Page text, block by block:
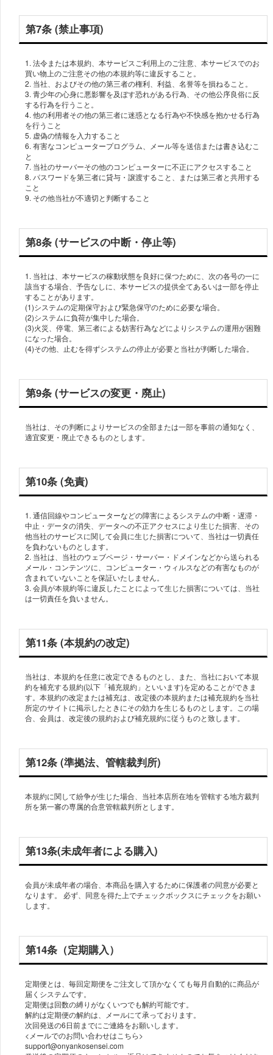
第7条 (禁止事項)
1. 法令または本規約、本サービスご利用上のご注意、本サービスでのお
買い物上のご注意その他の本規約等に違反すること。
2. 当社、およびその他の第三者の権利、利益、名誉等を損ねること。
3. 青少年の心身に悪影響を及ぼす恐れがある行為、その他公序良俗に反
する行為を行うこと。
4. 他の利用者その他の第三者に迷惑となる行為や不快感を抱かせる行為
を行うこと
5. 虚偽の情報を入力すること
6. 有害なコンピュータープログラム、メール等を送信または書き込むこ
と
7. 当社のサーバーその他のコンピューターに不正にアクセスすること
8. パスワードを第三者に貸与・譲渡すること、または第三者と共用する
こと
9. その他当社が不適切と判断すること
第8条 (サービスの中断・停止等)
1. 当社は、本サービスの稼動状態を良好に保つために、次の各号の一に
該当する場合、予告なしに、本サービスの提供全てあるいは一部を停止
することがあります。
(1)システムの定期保守および緊急保守のために必要な場合。
(2)システムに負荷が集中した場合。
(3)火災、停電、第三者による妨害行為などによりシステムの運用が困難
になった場合。
(4)その他、止むを得ずシステムの停止が必要と当社が判断した場合。
第9条 (サービスの変更・廃止)
当社は、その判断によりサービスの全部または一部を事前の通知なく、
適宜変更・廃止できるものとします。
第10条 (免責)
1. 通信回線やコンピューターなどの障害によるシステムの中断・遅滞・
中止・データの消失、データへの不正アクセスにより生じた損害、その
他当社のサービスに関して会員に生じた損害について、当社は一切責任
を負わないものとします。
2. 当社は、当社のウェブページ・サーバー・ドメインなどから送られる
メール・コンテンツに、コンピューター・ウィルスなどの有害なものが
含まれていないことを保証いたしません。
3. 会員が本規約等に違反したことによって生じた損害については、当社
は一切責任を負いません。
第11条 (本規約の改定)
当社は、本規約を任意に改定できるものとし、また、当社において本規
約を補充する規約(以下「補充規約」といいます)を定めることができま
す。本規約の改定または補充は、改定後の本規約または補充規約を当社
所定のサイトに掲示したときにその効力を生じるものとします。この場
合、会員は、改定後の規約および補充規約に従うものと致します。
第12条 (準拠法、管轄裁判所)
本規約に関して紛争が生じた場合、当社本店所在地を管轄する地方裁判
所を第一審の専属的合意管轄裁判所とします。
第13条(未成年者による購入)
会員が未成年者の場合、本商品を購入するために保護者の同意が必要と
なります。 必ず、同意を得た上でチェックボックスにチェックをお願い
します。
第14条（定期購入）
定期便とは、毎回定期便をご注文して頂かなくても毎月自動的に商品が
届くシステムです。
定期便は回数の縛りがなくいつでも解約可能です。
解約は定期便の解約は、メールにて承っております。
次回発送の6日前までにご連絡をお願いします。
<メールでのお問い合わせはこちら>
support@onyankosensei.com